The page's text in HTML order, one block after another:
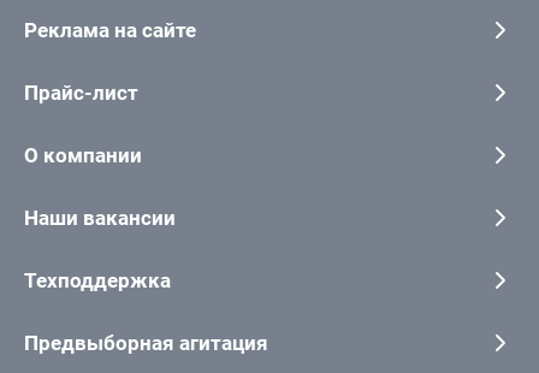
Реклама на сайте
Прайс-лист
О компании
Наши вакансии
Техподдержка
Предвыборная агитация